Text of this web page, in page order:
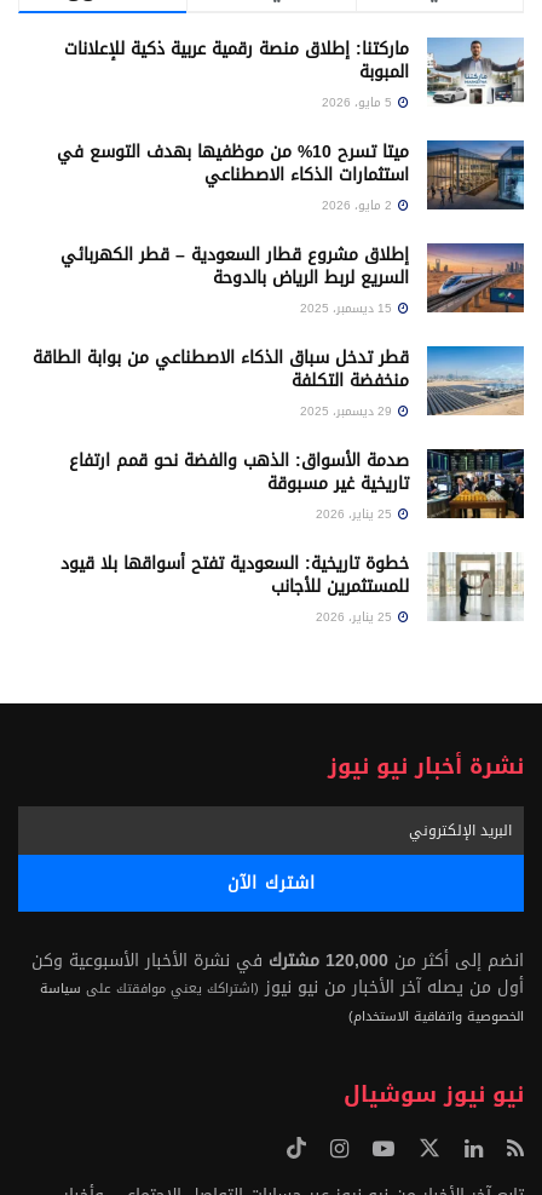
ماركتنا: إطلاق منصة رقمية عربية ذكية للإعلانات
المبوبة
ميتا تسرح 10% من موظفيها بهدف التوسع في
استثمارات الذكاء الاصطناعي
إطلاق مشروع قطار السعودية – قطر الكهربائي
السريع لربط الرياض بالدوحة
قطر تدخل سباق الذكاء الاصطناعي من بوابة الطاقة
منخفضة التكلفة
صدمة الأسواق: الذهب والفضة نحو قمم ارتفاع
تاريخية غير مسبوقة
خطوة تاريخية: السعودية تفتح أسواقها بلا قيود
للمستثمرين للأجانب
نشرة أخبار نيو نيوز
انضم إلى أكثر من 120,000 مشترك
في نشرة الأخبار الأسبوعية وكن
أول من يصله آخر الأخبار من نيو نيوز (اشتراكك يعني موافقتك على سياسة
الخصوصية واتفاقية الاستخدام)
نيو نيوز سوشيال